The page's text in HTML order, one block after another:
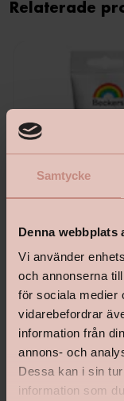
Samtycke
Denna webbplats
Vi använder
och annonserna
för sociala medier
vidarebefordrar
information från
annons- och
Dessa kan i sin
information som
Relaterade
Beckers